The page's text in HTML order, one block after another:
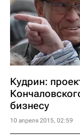
Кудрин:
бизнесу
10 апреля 2015, 02:59